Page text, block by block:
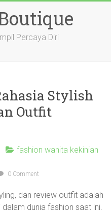
Percaya Diri
Stylish
Outfit
fashion wanita kekinian
0 Comment
dan review outfit adalah
dunia fashion saat ini.